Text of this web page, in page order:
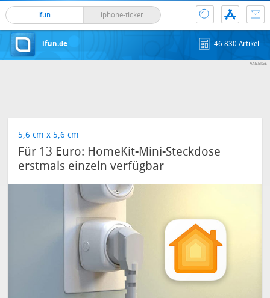
ifun iphone-ticker
ifun.de 46 830 Artikel
5,6 cm x 5,6 cm
Für 13 Euro: HomeKit-Mini-Steckdose
erstmals einzeln verfügbar